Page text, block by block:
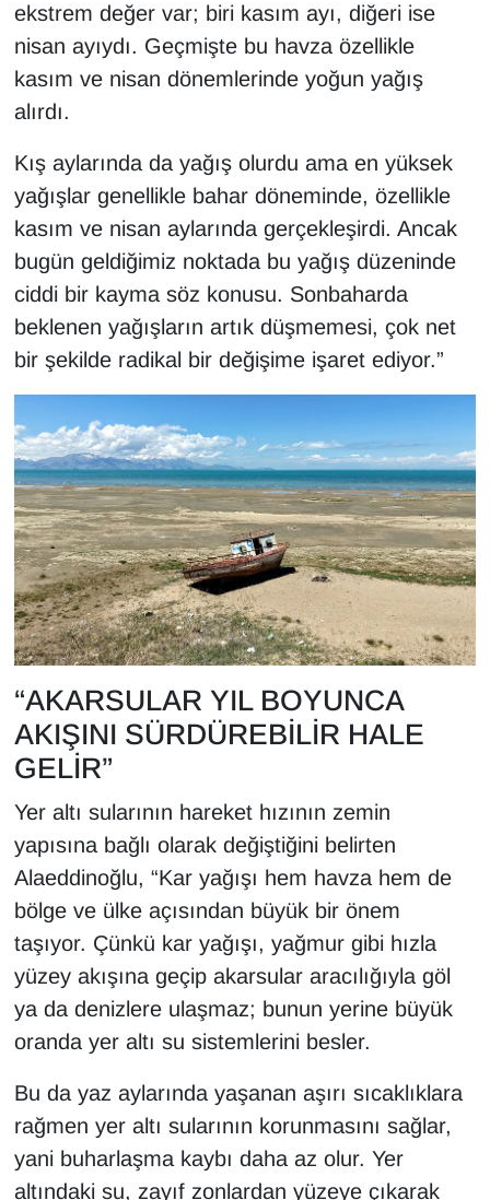
ekstrem değer var; biri kasım ayı, diğeri ise
nisan ayıydı. Geçmişte bu havza özellikle
kasım ve nisan dönemlerinde yoğun yağış
alırdı.
Kış aylarında da yağış olurdu ama en yüksek
yağışlar genellikle bahar döneminde, özellikle
kasım ve nisan aylarında gerçekleşirdi. Ancak
bugün geldiğimiz noktada bu yağış düzeninde
ciddi bir kayma söz konusu. Sonbaharda
beklenen yağışların artık düşmemesi, çok net
bir şekilde radikal bir değişime işaret ediyor.”
“AKARSULAR YIL BOYUNCA
AKIŞINI SÜRDÜREBİLİR HALE
GELİR”
Yer altı sularının hareket hızının zemin
yapısına bağlı olarak değiştiğini belirten
Alaeddinoğlu, “Kar yağışı hem havza hem de
bölge ve ülke açısından büyük bir önem
taşıyor. Çünkü kar yağışı, yağmur gibi hızla
yüzey akışına geçip akarsular aracılığıyla göl
ya da denizlere ulaşmaz; bunun yerine büyük
oranda yer altı su sistemlerini besler.
Bu da yaz aylarında yaşanan aşırı sıcaklıklara
rağmen yer altı sularının korunmasını sağlar,
yani buharlaşma kaybı daha az olur. Yer
altındaki su, zayıf zonlardan yüzeye çıkarak
Turizm
VAN'DA SPOR
YAŞAM
YEREL